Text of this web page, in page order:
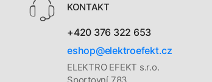
KONTAKT
+420 376 322 653
eshop@elektroefekt.cz
ELEKTRO EFEKT s.r.o.